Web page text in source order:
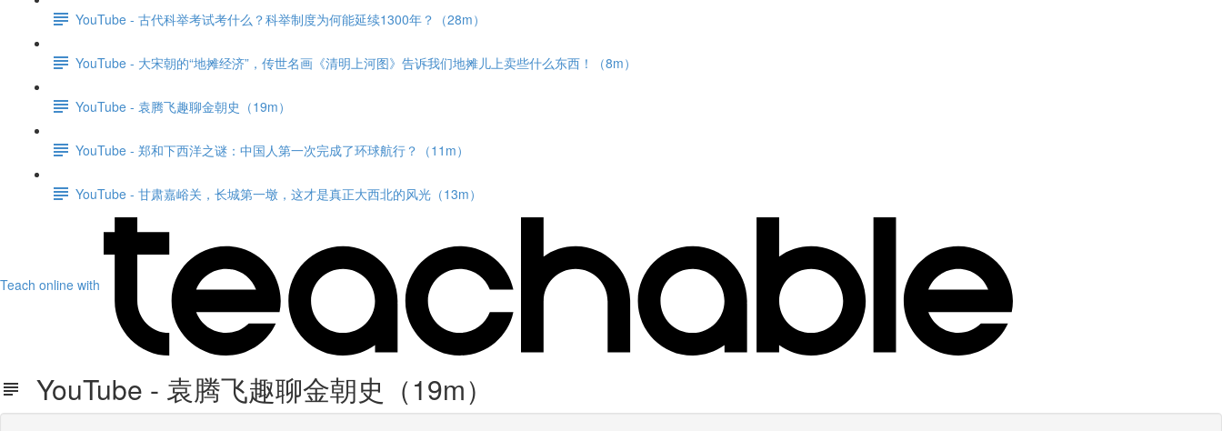
YouTube - 古代科举考试考什么？科举制度为何能延续1300年？（28m）
YouTube - 大宋朝的“地摊经济”，传世名画《清明上河图》告诉我们地摊儿上卖些什么东西！（8m）
YouTube - 袁腾飞趣聊金朝史（19m）
YouTube - 郑和下西洋之谜：中国人第一次完成了环球航行？（11m）
YouTube - 甘肃嘉峪关，长城第一墩，这才是真正大西北的风光（13m）
Teach online with
YouTube - 袁腾飞趣聊金朝史（19m）